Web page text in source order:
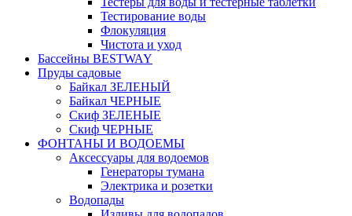
Тестирование воды
Флокуляция
Чистота и уход
Бассейны BESTWAY
Пруды садовые
Байкал ЗЕЛЕНЫЙ
Байкал ЧЕРНЫЕ
Скиф ЗЕЛЕНЫЕ
Скиф ЧЕРНЫЕ
ФОНТАНЫ И ВОДОЕМЫ
Аксессуары для водоемов
Генераторы тумана
Электрика и розетки
Водопады